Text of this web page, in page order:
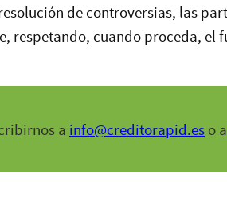
de controversias, las
respetando, cuando proceda, el
a info@creditorapid.es o